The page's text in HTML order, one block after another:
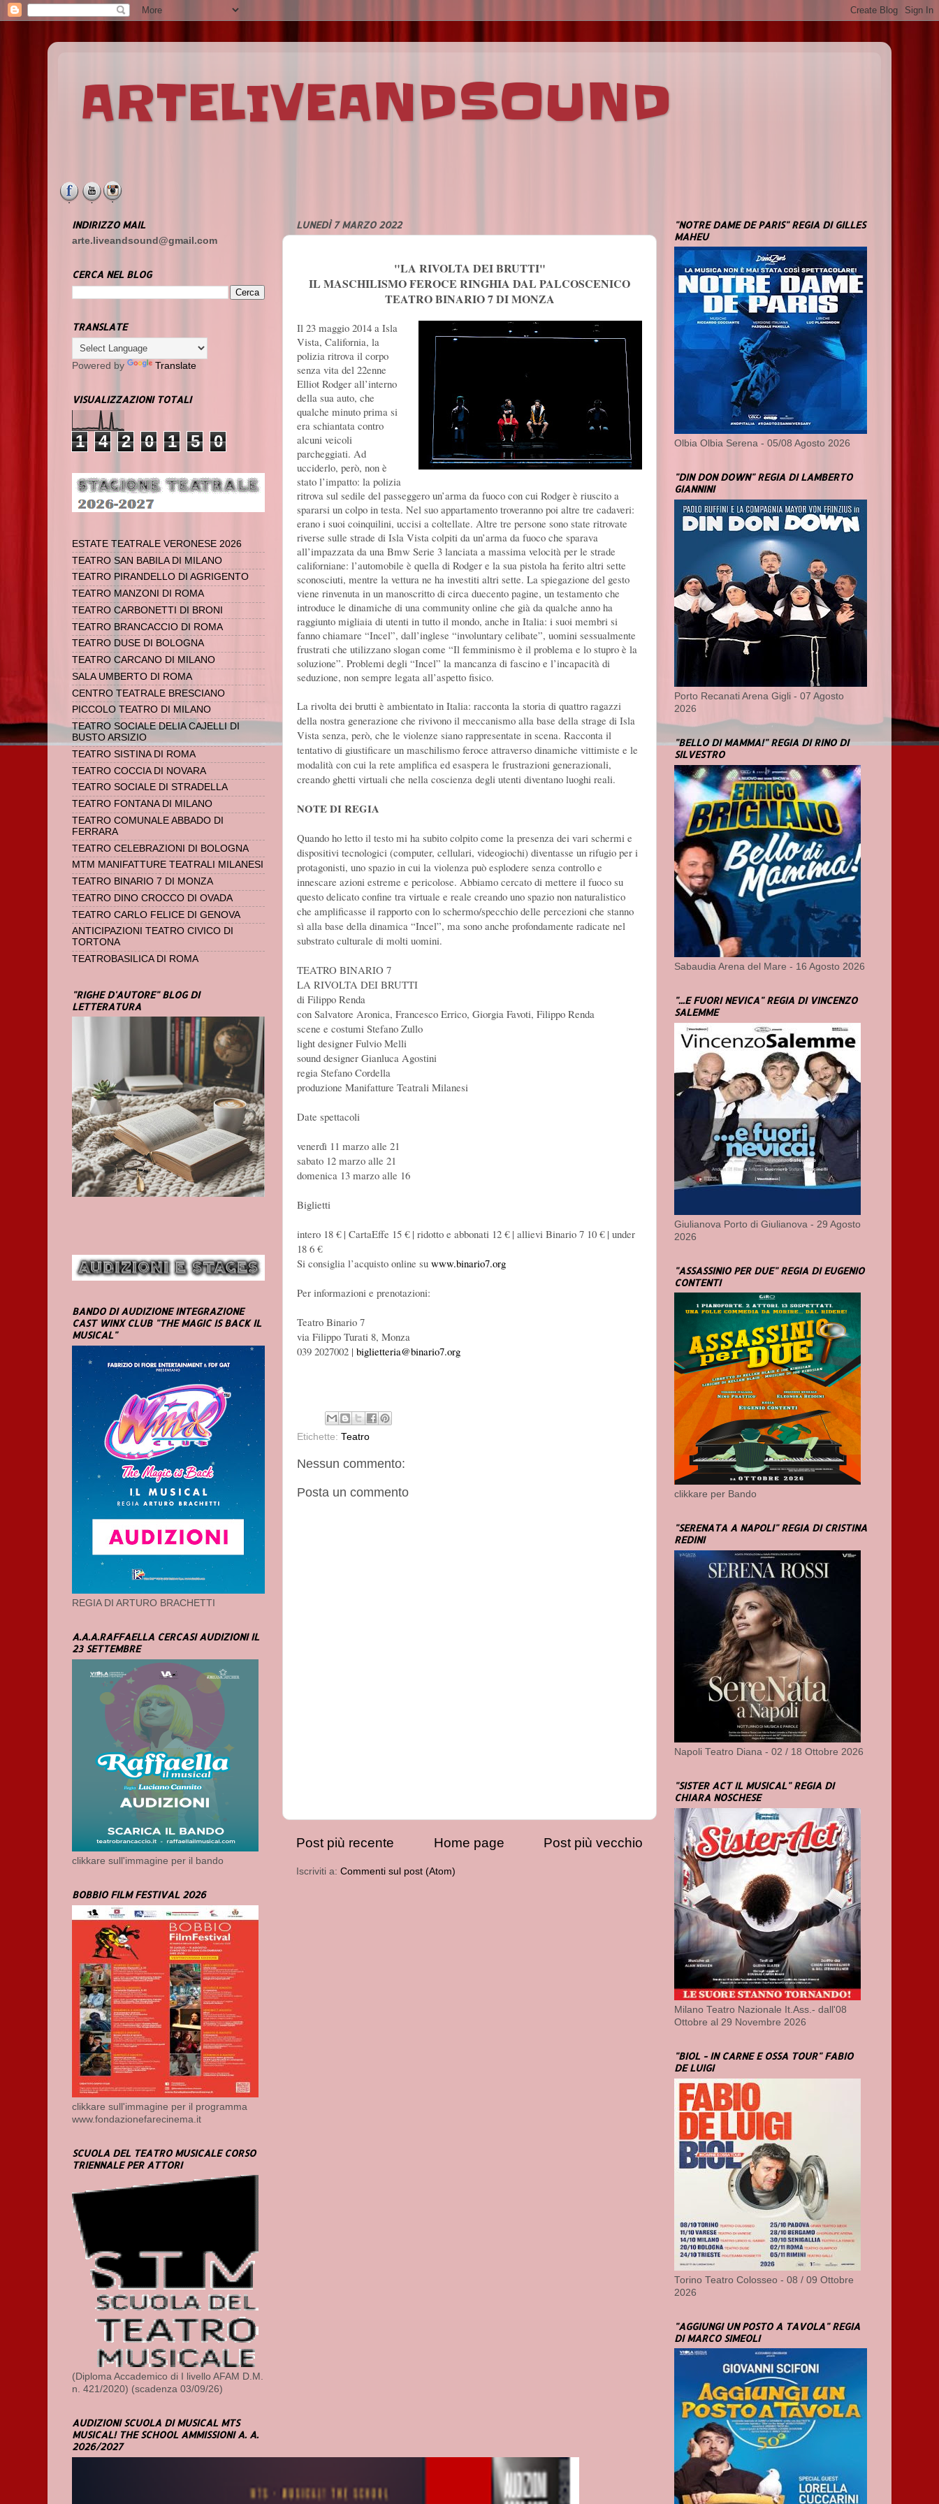
ARTELIVEANDSOUND
LUNEDÌ 7 MARZO 2022
"LA RIVOLTA DEI BRUTTI"
IL MASCHILISMO FEROCE RINGHIA DAL PALCOSCENICO
TEATRO BINARIO 7 DI MONZA
Il 23 maggio 2014 a Isla
Vista, California, la
polizia ritrova il corpo
senza vita del 22enne
Elliot Rodger all’interno
della sua auto, che
qualche minuto prima si
era schiantata contro
alcuni veicoli
parcheggiati. Ad
ucciderlo, però, non è
stato l’impatto: la polizia
ritrova sul sedile del passeggero un’arma da fuoco con cui Rodger è riuscito a
spararsi un colpo in testa. Nel suo appartamento troveranno poi altre tre cadaveri:
erano i suoi coinquilini, uccisi a coltellate. Altre tre persone sono state ritrovate
riverse sulle strade di Isla Vista colpiti da un’arma da fuoco che sparava
all’impazzata da una Bmw Serie 3 lanciata a massima velocità per le strade
californiane: l’automobile è quella di Rodger e la sua pistola ha ferito altri sette
sconosciuti, mentre la vettura ne ha investiti altri sette. La spiegazione del gesto
viene rinvenuta in un manoscritto di circa duecento pagine, un testamento che
introduce le dinamiche di una community online che già da qualche anno ha
raggiunto migliaia di utenti in tutto il mondo, anche in Italia: i suoi membri si
fanno chiamare “Incel”, dall’inglese “involuntary celibate”, uomini sessualmente
frustrati che utilizzano slogan come “Il femminismo è il problema e lo stupro è la
soluzione”. Problemi degli “Incel” la mancanza di fascino e l’incapacità di
seduzione, non sempre legata all’aspetto fisico.
La rivolta dei brutti è ambientato in Italia: racconta la storia di quattro ragazzi
della nostra generazione che rivivono il meccanismo alla base della strage di Isla
Vista senza, però, che le violenze siano rappresentate in scena. Racconta il
tentativo di giustificare un maschilismo feroce attraverso dinamiche vittimiste e le
modalità con cui la rete amplifica ed esaspera le frustrazioni generazionali,
creando ghetti virtuali che nella coscienza degli utenti diventano luoghi reali.
NOTE DI REGIA
Quando ho letto il testo mi ha subito colpito come la presenza dei vari schermi e
dispositivi tecnologici (computer, cellulari, videogiochi) diventasse un rifugio per i
protagonisti, uno spazio in cui la violenza può esplodere senza controllo e
innescare azioni estreme e pericolose. Abbiamo cercato di mettere il fuoco su
questo delicato confine tra virtuale e reale creando uno spazio non naturalistico
che amplificasse il rapporto con lo schermo/specchio delle percezioni che stanno
sì alla base della dinamica “Incel”, ma sono anche profondamente radicate nel
substrato culturale di molti uomini.
TEATRO BINARIO 7
LA RIVOLTA DEI BRUTTI
di Filippo Renda
con Salvatore Aronica, Francesco Errico, Giorgia Favoti, Filippo Renda
scene e costumi Stefano Zullo
light designer Fulvio Melli
sound designer Gianluca Agostini
regia Stefano Cordella
produzione Manifatture Teatrali Milanesi
Date spettacoli
venerdì 11 marzo alle 21
sabato 12 marzo alle 21
domenica 13 marzo alle 16
Biglietti
intero 18 € | CartaEffe 15 € | ridotto e abbonati 12 € | allievi Binario 7 10 € | under
18 6 €
Si consiglia l’acquisto online su www.binario7.org
Per informazioni e prenotazioni:
Teatro Binario 7
via Filippo Turati 8, Monza
039 2027002 | biglietteria@binario7.org
Etichette: Teatro
Nessun commento:
Posta un commento
Post più recente Post più vecchio
Home page
Iscriviti a: Commenti sul post (Atom)
INDIRIZZO MAIL
arte.liveandsound@gmail.com
CERCA NEL BLOG
TRANSLATE
Powered by Translate
VISUALIZZAZIONI TOTALI
1 4 2 0 1 5 0
ESTATE TEATRALE VERONESE 2026
TEATRO SAN BABILA DI MILANO
TEATRO PIRANDELLO DI AGRIGENTO
TEATRO MANZONI DI ROMA
TEATRO CARBONETTI DI BRONI
TEATRO BRANCACCIO DI ROMA
TEATRO DUSE DI BOLOGNA
TEATRO CARCANO DI MILANO
SALA UMBERTO DI ROMA
CENTRO TEATRALE BRESCIANO
PICCOLO TEATRO DI MILANO
TEATRO SOCIALE DELIA CAJELLI DI
BUSTO ARSIZIO
TEATRO SISTINA DI ROMA
TEATRO COCCIA DI NOVARA
TEATRO SOCIALE DI STRADELLA
TEATRO FONTANA DI MILANO
TEATRO COMUNALE ABBADO DI
FERRARA
TEATRO CELEBRAZIONI DI BOLOGNA
MTM MANIFATTURE TEATRALI MILANESI
TEATRO BINARIO 7 DI MONZA
TEATRO DINO CROCCO DI OVADA
TEATRO CARLO FELICE DI GENOVA
ANTICIPAZIONI TEATRO CIVICO DI
TORTONA
TEATROBASILICA DI ROMA
"RIGHE D'AUTORE" BLOG DI
LETTERATURA
BANDO DI AUDIZIONE INTEGRAZIONE
CAST WINX CLUB "THE MAGIC IS BACK IL
MUSICAL"
REGIA DI ARTURO BRACHETTI
A.A.A.RAFFAELLA CERCASI AUDIZIONI IL
23 SETTEMBRE
clikkare sull'immagine per il bando
BOBBIO FILM FESTIVAL 2026
clikkare sull'immagine per il programma
www.fondazionefarecinema.it
SCUOLA DEL TEATRO MUSICALE CORSO
TRIENNALE PER ATTORI
(Diploma Accademico di I livello AFAM D.M.
n. 421/2020) (scadenza 03/09/26)
AUDIZIONI SCUOLA DI MUSICAL MTS
MUSICAL! THE SCHOOL AMMISSIONI A. A.
2026/2027
"NOTRE DAME DE PARIS" REGIA DI GILLES
MAHEU
Olbia Olbia Serena - 05/08 Agosto 2026
"DIN DON DOWN" REGIA DI LAMBERTO
GIANNINI
Porto Recanati Arena Gigli - 07 Agosto
2026
"BELLO DI MAMMA!" REGIA DI RINO DI
SILVESTRO
Sabaudia Arena del Mare - 16 Agosto 2026
"...E FUORI NEVICA" REGIA DI VINCENZO
SALEMME
Giulianova Porto di Giulianova - 29 Agosto
2026
"ASSASSINIO PER DUE" REGIA DI EUGENIO
CONTENTI
clikkare per Bando
"SERENATA A NAPOLI" REGIA DI CRISTINA
REDINI
Napoli Teatro Diana - 02 / 18 Ottobre 2026
"SISTER ACT IL MUSICAL" REGIA DI
CHIARA NOSCHESE
Milano Teatro Nazionale It.Ass.- dall'08
Ottobre al 29 Novembre 2026
"BIOL - IN CARNE E OSSA TOUR" FABIO
DE LUIGI
Torino Teatro Colosseo - 08 / 09 Ottobre
2026
"AGGIUNGI UN POSTO A TAVOLA" REGIA
DI MARCO SIMEOLI